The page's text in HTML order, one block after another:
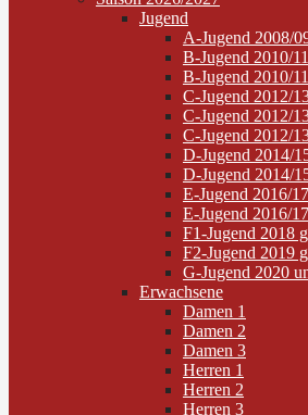
Jugend
A-Jugend 2008/
B-Jugend 2010/
B-Jugend 2010/
C-Jugend 2012/
C-Jugend 2012/
C-Jugend 2012/
D-Jugend 2014/
D-Jugend 2014/
E-Jugend 2016/
E-Jugend 2016/
F1-Jugend 2018
F2-Jugend 2019
G-Jugend 2020
Erwachsene
Damen 1
Damen 2
Damen 3
Herren 1
Herren 2
Herren 3